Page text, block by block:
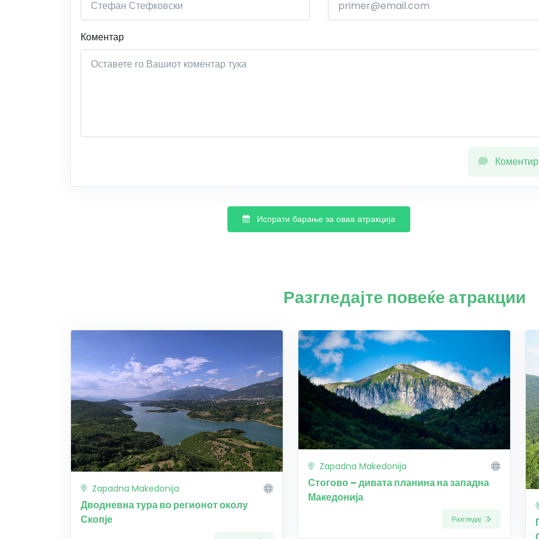
Коментар
Испрати барање за оваа атракција
Разгледајте повеќе атракции
Zapadna Makedonija
Дводневна тура во регионот околу
Скопје
Zapadna Makedonija
Стогово – дивата планина на западна
Македонија
Разгледај